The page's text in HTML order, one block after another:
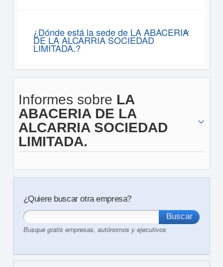
¿Dónde está la sede de LA ABACERIA
DE LA ALCARRIA SOCIEDAD
LIMITADA.?
Informes sobre LA
ABACERIA DE LA
ALCARRIA SOCIEDAD
LIMITADA.
¿Quiere buscar otra empresa?
Busque gratis empresas, autónomos y ejecutivos